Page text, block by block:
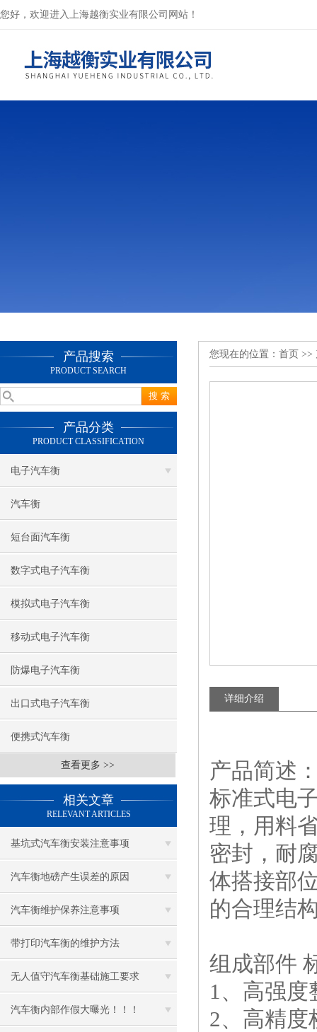
您好，欢迎进入上海越衡实业有限公司网站！
产品搜索
PRODUCT SEARCH
产品分类
PRODUCT CLASSIFICATION
电子汽车衡
汽车衡
短台面汽车衡
数字式电子汽车衡
模拟式电子汽车衡
移动式电子汽车衡
防爆电子汽车衡
出口式电子汽车衡
便携式汽车衡
查看更多 >>
相关文章
RELEVANT ARTICLES
基坑式汽车衡安装注意事项
汽车衡地磅产生误差的原因
汽车衡维护保养注意事项
带打印汽车衡的维护方法
无人值守汽车衡基础施工要求
汽车衡内部作假大曝光！！！
您现在的位置： 首页 >>
详细介绍
产品简述
标准式电
理，用料
密封，耐
体搭接部
的合理结
组成部件
1、高强度
2、高精度